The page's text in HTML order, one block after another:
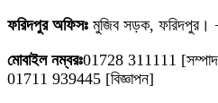
ফরিদপুর অফিসঃ মুজিব সড়ক,
মোবাইল নম্বরঃ01728 311111
01711 939445 [বিজ্ঞাপন]